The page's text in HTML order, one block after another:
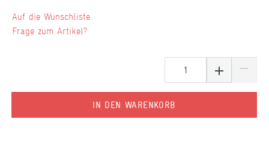
IN DEN WARENKORB
Wunschliste
Frage zum Artikel?